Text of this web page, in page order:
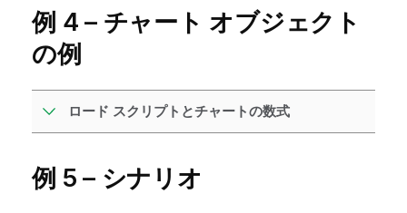
例 4 – チャート オブジェクト
の例
ロード スクリプトとチャートの数式
例 5 – シナリオ